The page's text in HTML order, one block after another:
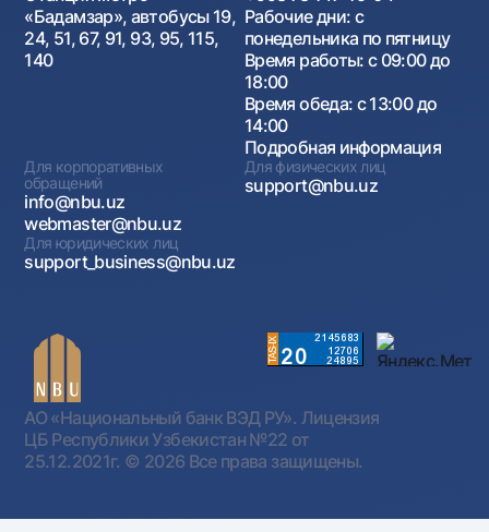
«Бадамзар», автобусы 19,
24, 51, 67, 91, 93, 95, 115,
140
Рабочие дни: с
понедельника по пятницу
Время работы: с 09:00 до
18:00
Время обеда: с 13:00 до
14:00
Подробная информация
Для корпоративных
обращений
info@nbu.uz
webmaster@nbu.uz
Для физических лиц
support@nbu.uz
Для юридических лиц
support_business@nbu.uz
АО «Национальный банк ВЭД РУ». Лицензия
ЦБ Республики Узбекистан №22 от
25.12.2021г. © 2026 Все права защищены.